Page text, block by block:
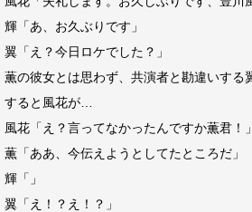
輝「あ、お久ぶりです」
翼「え？今日ロケでした？」
薫の彼女とは思わず、共演者と勘違いする
すると風花が…
風花「え？言ってなかったんですか薫君！」
薫「ああ、今伝えようとしてたところだ」
輝「」
翼「え！？え！？」